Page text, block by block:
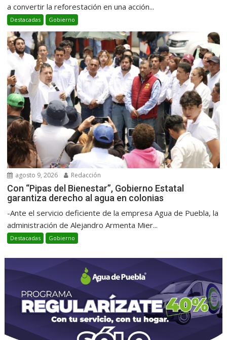
a convertir la reforestación en una acción...
Destacadas Gobierno
agosto 9, 2026 Redacción
Con “Pipas del Bienestar”, Gobierno Estatal
garantiza derecho al agua en colonias
-Ante el servicio deficiente de la empresa Agua de Puebla, la
administración de Alejandro Armenta Mier...
Destacadas Gobierno